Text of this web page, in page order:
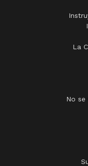
La
No se